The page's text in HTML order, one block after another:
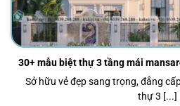
30+ mẫu biệt thự 3 tầng mái
Sở hữu vẻ đẹp sang trọng, đẳng
thự 3 [...]